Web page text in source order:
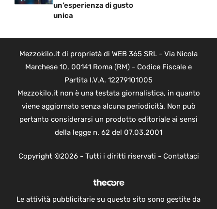
un’esperienza di gusto
unica
Mezzokilo.it di proprietà di WEB 365 SRL - Via Nicola
Marchese 10, 00141 Roma (RM) - Codice Fiscale e
Partita I.V.A. 12279101005
Mezzokilo.it non è una testata giornalistica, in quanto
viene aggiornato senza alcuna periodicità. Non può
pertanto considerarsi un prodotto editoriale ai sensi
della legge n. 62 del 07.03.2001
Copyright ©2026 - Tutti i diritti riservati - Contattaci
Le attività pubblicitarie su questo sito sono gestite da